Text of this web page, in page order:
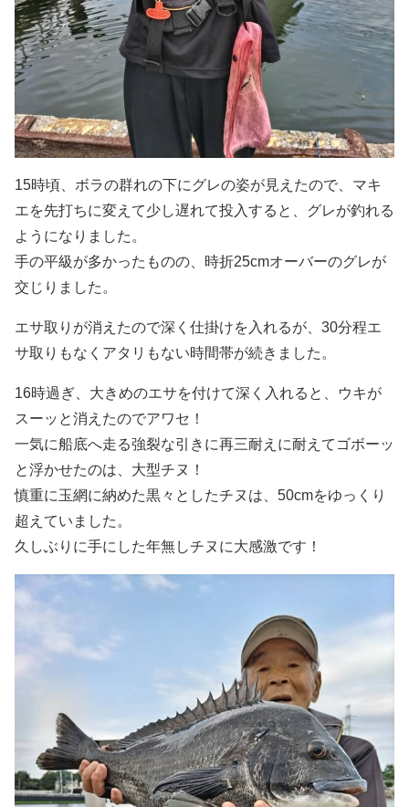
15時頃、ボラの群れの下にグレの姿が見えたので、マキ
エを先打ちに変えて少し遅れて投入すると、グレが釣れる
ようになりました。
手の平級が多かったものの、時折25cmオーバーのグレが
交じりました。
エサ取りが消えたので深く仕掛けを入れるが、30分程エ
サ取りもなくアタリもない時間帯が続きました。
16時過ぎ、大きめのエサを付けて深く入れると、ウキが
スーッと消えたのでアワセ！
一気に船底へ走る強裂な引きに再三耐えに耐えてゴボーッ
と浮かせたのは、大型チヌ！
慎重に玉網に納めた黒々としたチヌは、50cmをゆっくり
超えていました。
久しぶりに手にした年無しチヌに大感激です！